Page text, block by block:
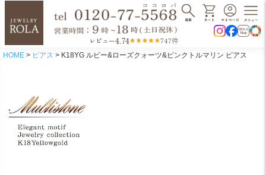
レビュー4.74 747件
HOME ピアス K18YG ルビー&ローズクォーツ&ピンクトルマリン ピアス